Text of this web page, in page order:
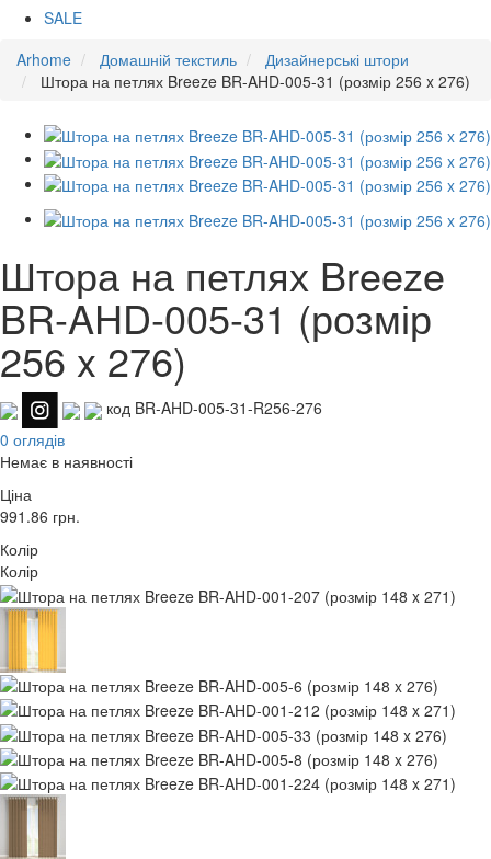
SALE
Arhome
Домашній текстиль
Дизайнерські штори
Штора на петлях Breeze BR-AHD-005-31 (розмір 256 x 276)
Штора на петлях Breeze
BR-AHD-005-31 (розмір
256 x 276)
код BR-AHD-005-31-R256-276
0 оглядів
Немає в наявності
Ціна
991.86 грн.
Колір
Колір